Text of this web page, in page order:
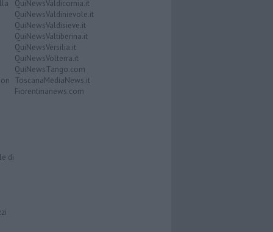
di
QuiNewsValdicornia.it
QuiNewsValdinievole.it
QuiNewsValdisieve.it
QuiNewsValtiberina.it
QuiNewsVersilia.it
QuiNewsVolterra.it
QuiNewsTango.com
ToscanaMediaNews.it
Fiorentinanews.com